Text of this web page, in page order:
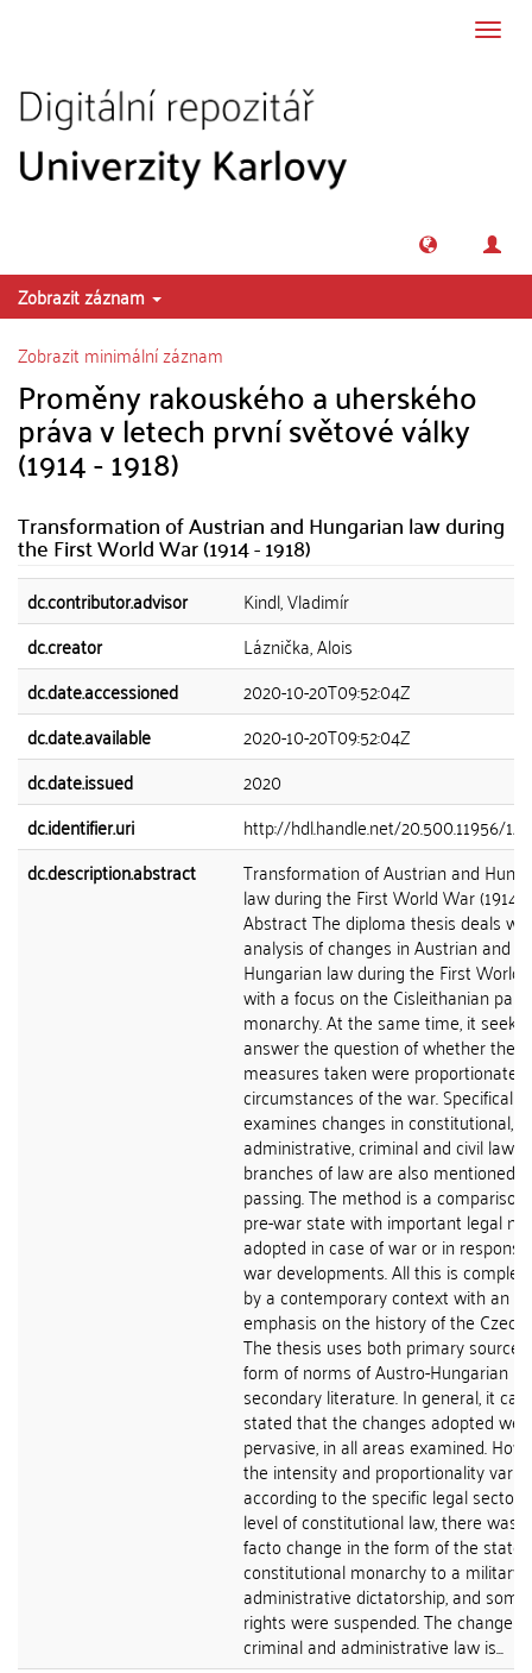
Zobrazit záznam
Zobrazit minimální záznam
Proměny rakouského a uherského
práva v letech první světové války
(1914 - 1918)
Transformation of Austrian and Hungarian law during
the First World War (1914 - 1918)
dc.contributor.advisor
Kindl, Vladimír
dc.creator
Láznička, Alois
dc.date.accessioned
2020-10-20T09:52:04Z
dc.date.available
2020-10-20T09:52:04Z
dc.date.issued
2020
dc.identifier.uri
http://hdl.handle.net/20.500.11956/
dc.description.abstract
Transformation of Austrian and
law during the First World War (1914 -
Abstract The diploma thesis deals
analysis of changes in Austrian and
Hungarian law during the First World
with a focus on the Cisleithanian
monarchy. At the same time, it seeks
answer the question of whether the
measures taken were proportionate
circumstances of the war.
examines changes in constitutional,
administrative, criminal and civil law.
branches of law are also mentioned in
passing. The method is a
pre-war state with important legal
adopted in case of war or in
war developments. All this is
by a contemporary context with an
emphasis on the history of the Czech
The thesis uses both primary
form of norms of Austro-Hungarian
secondary literature. In general, it
stated that the changes adopted
pervasive, in all areas examined.
the intensity and proportionality
according to the specific legal sector.
level of constitutional law, there was
facto change in the form of the state
constitutional monarchy to a military-
administrative dictatorship, and
rights were suspended. The change in
criminal and administrative law is...